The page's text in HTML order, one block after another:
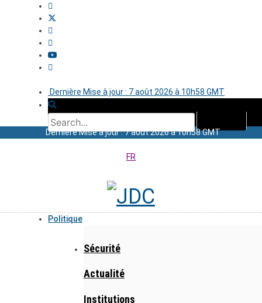
Dernière Mise à jour : 7 août 2026 à 10h58 GMT
Dernière Mise à jour : 7 août 2026 à 10h58 GMT
FR
Politique
Sécurité
Actualité
Institutions